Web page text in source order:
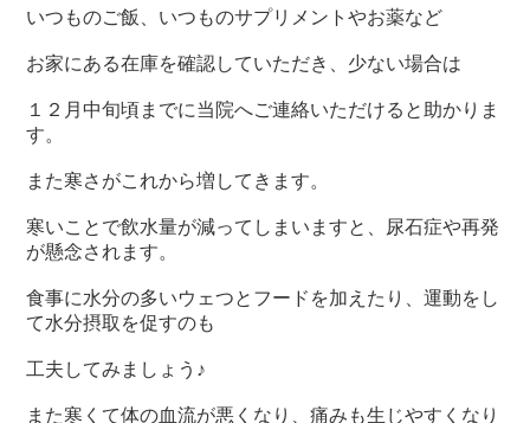
いつものご飯、いつものサプリメントやお薬など
お家にある在庫を確認していただき、少ない場合は
１２月中旬頃までに当院へご連絡いただけると助かりま
す。
また寒さがこれから増してきます。
寒いことで飲水量が減ってしまいますと、尿石症や再発
が懸念されます。
食事に水分の多いウェつとフードを加えたり、運動をし
て水分摂取を促すのも
工夫してみましょう♪
また寒くて体の血流が悪くなり、痛みも生じやすくなり